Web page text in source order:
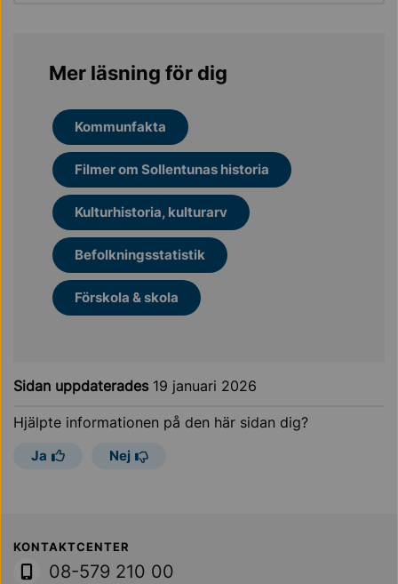
Mer läsning för dig
Kommunfakta
Filmer om Sollentunas historia
Kulturhistoria, kulturarv
Befolkningsstatistik
Förskola & skola
Sidan uppdaterades 19 januari 2026
Hjälpte informationen på den här sidan dig?
Ja Nej
Sollentuna Kommun
KONTAKTCENTER
08-579 210 00